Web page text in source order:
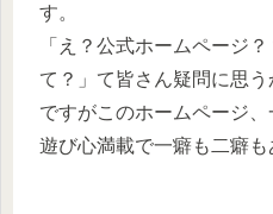
す。
「え？公式ホームページ
て？」て皆さん疑問に思う
ですがこのホームページ、
遊び心満載で一癖も二癖も